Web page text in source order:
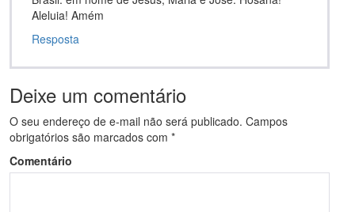
Aleluia! Amém
Resposta
Deixe um comentário
O seu endereço de e-mail não será publicado. Campos
obrigatórios são marcados com *
Comentário